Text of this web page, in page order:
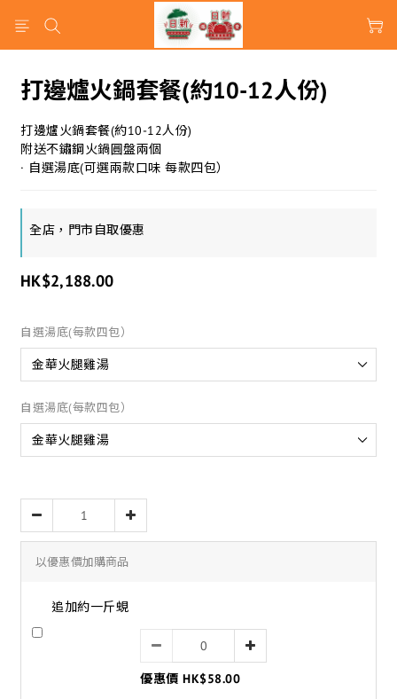
打邊爐火鍋套餐(約10-12人份)
打邊爐火鍋套餐(約10-12人份)
附送不鏽鋼火鍋圓盤兩個
· 自選湯底(可選兩款口味 每款四包）
全店，門市自取優惠
HK$2,188.00
自選湯底(每款四包）
自選湯底(每款四包）
以優惠價加購商品
追加約一斤蜆
優惠價 HK$58.00